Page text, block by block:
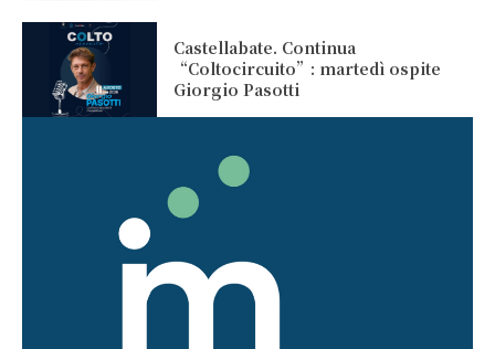
Castellabate. Continua
“Coltocircuito”: martedì ospite
Giorgio Pasotti